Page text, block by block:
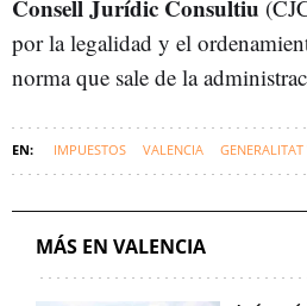
Consell Jurídic Consultiu
por la legalidad y el
norma que sale de la
IMPUESTOS VALENCIA
MÁS EN VALENCIA